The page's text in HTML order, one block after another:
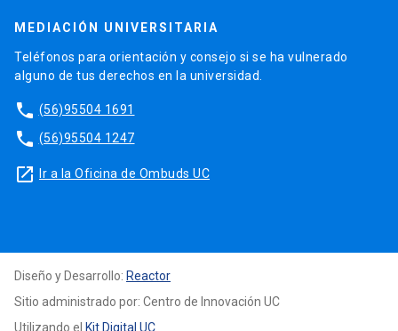
MEDIACIÓN UNIVERSITARIA
Teléfonos para orientación y consejo si se ha vulnerado
alguno de tus derechos en la universidad.
phone (56)95504 1691
phone (56)95504 1247
launch Ir a la Oficina de Ombuds UC
Diseño y Desarrollo: Reactor
Sitio administrado por: Centro de Innovación UC
Utilizando el Kit Digital UC